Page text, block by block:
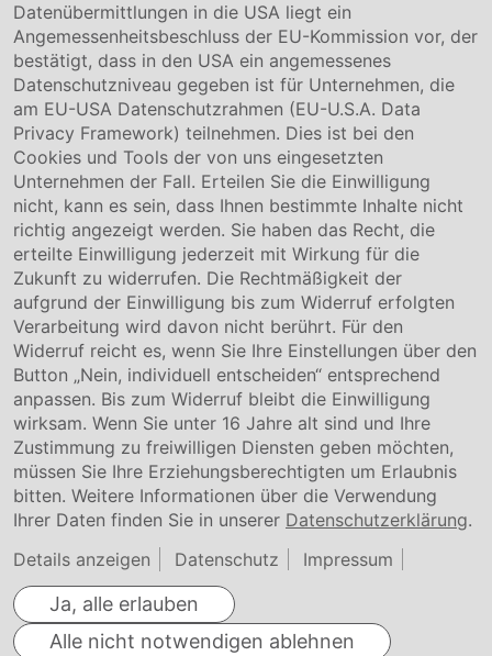
Über uns
Compliance
Hinweisgebersystem
Karriere
Service & Kontakt
Kontakt
Downloads
Garantiebedingungen
Zertifikate
Rechtliches
Impressum
AGB
Datenschutz
Cookie Einstellung
Datenübermittlungen in die USA liegt ein
Angemessenheitsbeschluss der EU-Kommission vor, der
bestätigt, dass in den USA ein angemessenes
Datenschutzniveau gegeben ist für Unternehmen, die
am EU-USA Datenschutzrahmen (EU-U.S.A. Data
Privacy Framework) teilnehmen. Dies ist bei den
Cookies und Tools der von uns eingesetzten
Unternehmen der Fall. Erteilen Sie die Einwilligung
nicht, kann es sein, dass Ihnen bestimmte Inhalte nicht
richtig angezeigt werden. Sie haben das Recht, die
erteilte Einwilligung jederzeit mit Wirkung für die
Zukunft zu widerrufen. Die Rechtmäßigkeit der
aufgrund der Einwilligung bis zum Widerruf erfolgten
Verarbeitung wird davon nicht berührt. Für den
Widerruf reicht es, wenn Sie Ihre Einstellungen über den
Button „Nein, individuell entscheiden“ entsprechend
anpassen. Bis zum Widerruf bleibt die Einwilligung
wirksam. Wenn Sie unter 16 Jahre alt sind und Ihre
Zustimmung zu freiwilligen Diensten geben möchten,
müssen Sie Ihre Erziehungsberechtigten um Erlaubnis
bitten. Weitere Informationen über die Verwendung
Ihrer Daten finden Sie in unserer Datenschutzerklärung.
Details anzeigen
Datenschutz Impressum
Ja, alle erlauben
Alle nicht notwendigen ablehnen